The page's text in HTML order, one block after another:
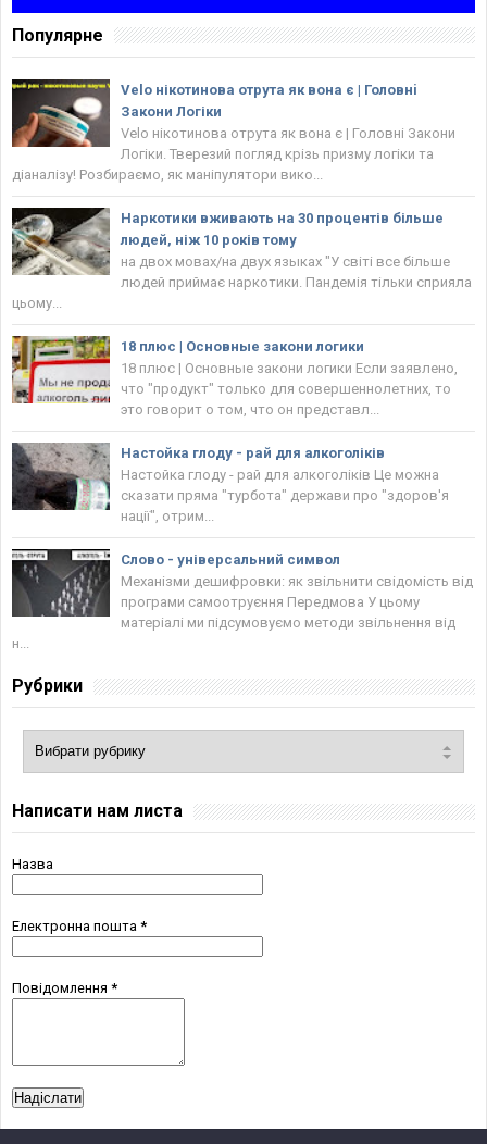
Популярне
Velo нікотинова отрута як вона є | Головнi
Закони Логіки
Velo нікотинова отрута як вона є | Головнi Закони
Логіки. Тверезий погляд крізь призму логіки та
діаналізу! Розбираємо, як маніпулятори вико...
Наркотики вживають на 30 процентів більше
людей, ніж 10 років тому
на двох мовах/на двух языках "У світі все більше
людей приймає наркотики. Пандемія тільки сприяла
цьому...
18 плюс | Основные закони логики
18 плюс | Основные закони логики Если заявлено,
что "продукт" только для совершеннолетних, то
это говорит о том, что он представл...
Настойка глоду - рай для алкоголіків
Настойка глоду - рай для алкоголіків Це можна
сказати пряма "турбота" держави про "здоров'я
нації", отрим...
Слово - універсальний символ
Механізми дешифровки: як звільнити свідомість від
програми самоотруєння Передмова У цьому
матеріалі ми підсумовуємо методи звільнення від
н...
Рубрики
Написати нам листа
Назва
Електронна пошта *
Повідомлення *